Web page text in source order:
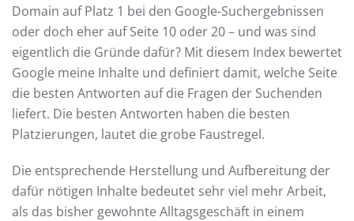
Domain auf Platz 1 bei den Google-Suchergebnissen
oder doch eher auf Seite 10 oder 20 – und was sind
eigentlich die Gründe dafür? Mit diesem Index bewertet
Google meine Inhalte und definiert damit, welche Seite
die besten Antworten auf die Fragen der Suchenden
liefert. Die besten Antworten haben die besten
Platzierungen, lautet die grobe Faustregel.
Die entsprechende Herstellung und Aufbereitung der
dafür nötigen Inhalte bedeutet sehr viel mehr Arbeit,
als das bisher gewohnte Alltagsgeschäft in einem